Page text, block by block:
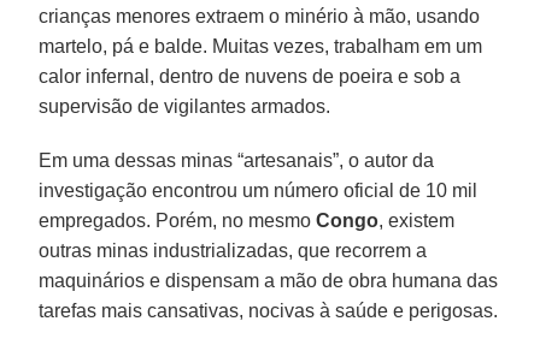
crianças menores extraem o minério à mão, usando
martelo, pá e balde. Muitas vezes, trabalham em um
calor infernal, dentro de nuvens de poeira e sob a
supervisão de vigilantes armados.
Em uma dessas minas “artesanais”, o autor da
investigação encontrou um número oficial de 10 mil
empregados. Porém, no mesmoCongo, existem
outras minas industrializadas, que recorrem a
maquinários e dispensam a mão de obra humana das
tarefas mais cansativas, nocivas à saúde e perigosas.